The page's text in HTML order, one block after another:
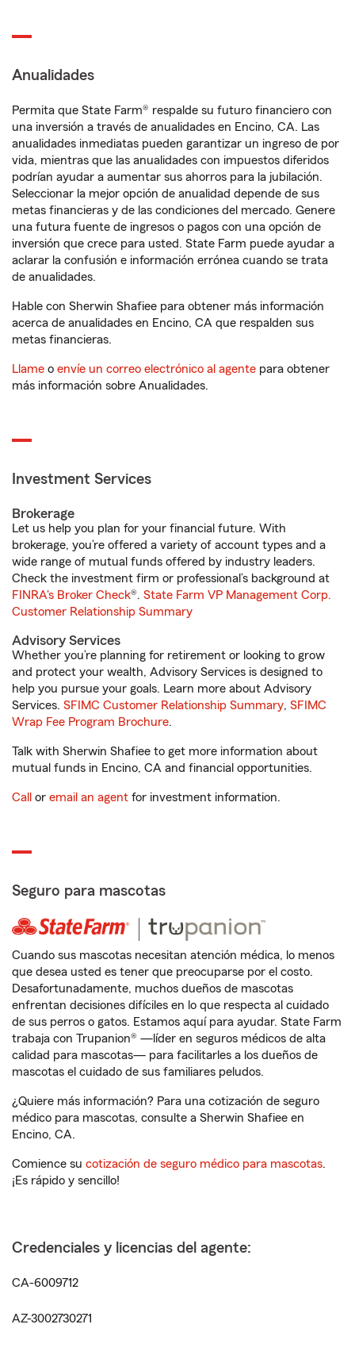
Anualidades
Permita que State Farm® respalde su futuro financiero con
una inversión a través de anualidades en Encino, CA. Las
anualidades inmediatas pueden garantizar un ingreso de por
vida, mientras que las anualidades con impuestos diferidos
podrían ayudar a aumentar sus ahorros para la jubilación.
Seleccionar la mejor opción de anualidad depende de sus
metas financieras y de las condiciones del mercado. Genere
una futura fuente de ingresos o pagos con una opción de
inversión que crece para usted. State Farm puede ayudar a
aclarar la confusión e información errónea cuando se trata
de anualidades.
Hable con Sherwin Shafiee para obtener más información
acerca de anualidades en Encino, CA que respalden sus
metas financieras.
Llame o envíe un correo electrónico al agente para obtener
más información sobre Anualidades.
Investment Services
Brokerage
Let us help you plan for your financial future. With
brokerage, you’re offered a variety of account types and a
wide range of mutual funds offered by industry leaders.
Check the investment firm or professional’s background at
FINRA's Broker Check®. State Farm VP Management Corp.
Customer Relationship Summary
Advisory Services
Whether you’re planning for retirement or looking to grow
and protect your wealth, Advisory Services is designed to
help you pursue your goals. Learn more about Advisory
Services. SFIMC Customer Relationship Summary, SFIMC
Wrap Fee Program Brochure.
Talk with Sherwin Shafiee to get more information about
mutual funds in Encino, CA and financial opportunities.
Call or email an agent for investment information.
Seguro para mascotas
Cuando sus mascotas necesitan atención médica, lo menos
que desea usted es tener que preocuparse por el costo.
Desafortunadamente, muchos dueños de mascotas
enfrentan decisiones difíciles en lo que respecta al cuidado
de sus perros o gatos. Estamos aquí para ayudar. State Farm
trabaja con Trupanion® —líder en seguros médicos de alta
calidad para mascotas— para facilitarles a los dueños de
mascotas el cuidado de sus familiares peludos.
¿Quiere más información? Para una cotización de seguro
médico para mascotas, consulte a Sherwin Shafiee en
Encino, CA.
Comience su cotización de seguro médico para mascotas.
¡Es rápido y sencillo!
Credenciales y licencias del agente:
CA-6009712
AZ-3002730271